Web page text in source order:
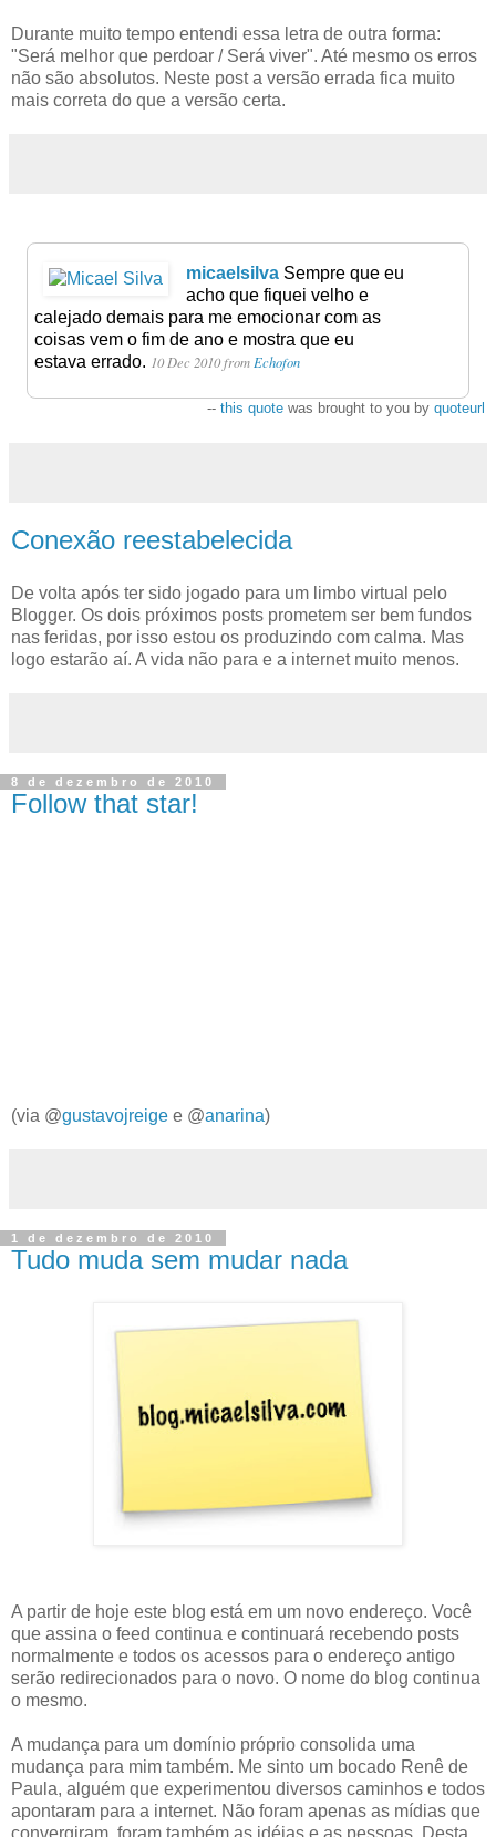
Durante muito tempo entendi essa letra de outra forma:
"Será melhor que perdoar / Será viver". Até mesmo os erros
não são absolutos. Neste post a versão errada fica muito
mais correta do que a versão certa.
micaelsilva Sempre que eu
acho que fiquei velho e
calejado demais para me emocionar com as
coisas vem o fim de ano e mostra que eu
estava errado. 10 Dec 2010fromEchofon
-- this quote was brought to you by quoteurl
Conexão reestabelecida
De volta após ter sido jogado para um limbo virtual pelo
Blogger. Os dois próximos posts prometem ser bem fundos
nas feridas, por isso estou os produzindo com calma. Mas
logo estarão aí. A vida não para e a internet muito menos.
8 de dezembro de 2010
Follow that star!
(via @gustavojreige e @anarina)
1 de dezembro de 2010
Tudo muda sem mudar nada
A partir de hoje este blog está em um novo endereço. Você
que assina o feed continua e continuará recebendo posts
normalmente e todos os acessos para o endereço antigo
serão redirecionados para o novo. O nome do blog continua
o mesmo.
A mudança para um domínio próprio consolida uma
mudança para mim também. Me sinto um bocado Renê de
Paula, alguém que experimentou diversos caminhos e todos
apontaram para a internet. Não foram apenas as mídias que
convergiram, foram também as idéias e as pessoas. Desta